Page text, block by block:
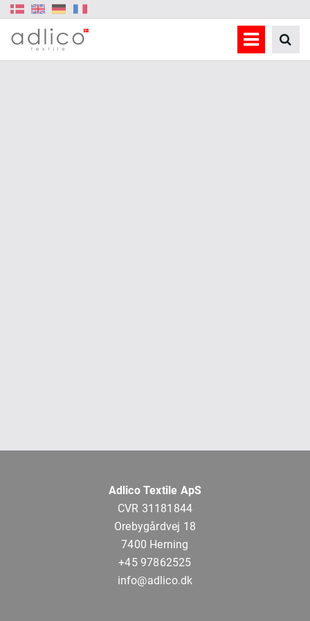
Adlico Textile ApS
CVR 31181844
Orebygårdvej 18
7400 Herning
+45 97862525
info@adlico.dk